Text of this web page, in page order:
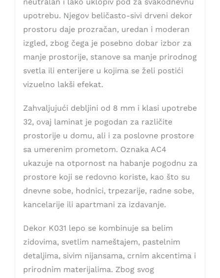
upotrebu. Njegov beličasto-sivi drveni dekor
prostoru daje prozračan, uredan i moderan
izgled, zbog čega je posebno dobar izbor za
manje prostorije, stanove sa manje prirodnog
svetla ili enterijere u kojima se želi postići
vizuelno lakši efekat.
Zahvaljujući debljini od 8 mm i klasi upotrebe
32, ovaj laminat je pogodan za različite
prostorije u domu, ali i za poslovne prostore
sa umerenim prometom. Oznaka AC4
ukazuje na otpornost na habanje pogodnu za
prostore koji se redovno koriste, kao što su
dnevne sobe, hodnici, trpezarije, radne sobe,
kancelarije ili apartmani za izdavanje.
Dekor K031 lepo se kombinuje sa belim
zidovima, svetlim nameštajem, pastelnim
detaljima, sivim nijansama, crnim akcentima i
prirodnim materijalima. Zbog svog